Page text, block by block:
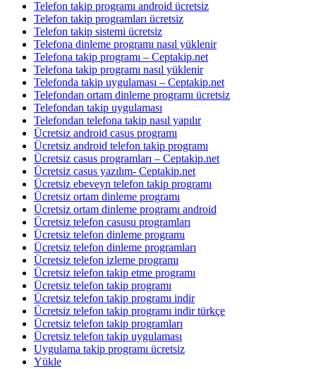
Telefon takip programı android ücretsiz
Telefon takip programları ücretsiz
Telefon takip sistemi ücretsiz
Telefona dinleme programı nasıl yüklenir
Telefona takip programı – Ceptakip.net
Telefona takip programı nasıl yüklenir
Telefonda takip uygulaması – Ceptakip.net
Telefondan ortam dinleme programı ücretsiz
Telefondan takip uygulaması
Telefondan telefona takip nasıl yapılır
Ücretsiz android casus programı
Ücretsiz android telefon takip programı
Ücretsiz casus programları – Ceptakip.net
Ücretsiz casus yazılım- Ceptakip.net
Ücretsiz ebeveyn telefon takip programı
Ücretsiz ortam dinleme programı
Ücretsiz ortam dinleme programı android
Ücretsiz telefon casusu programları
Ücretsiz telefon dinleme programı
Ücretsiz telefon dinleme programları
Ücretsiz telefon izleme programı
Ücretsiz telefon takip etme programı
Ücretsiz telefon takip programı
Ücretsiz telefon takip programı indir
Ücretsiz telefon takip programı indir türkçe
Ücretsiz telefon takip programları
Ücretsiz telefon takip uygulaması
Uygulama takip programı ücretsiz
Yükle